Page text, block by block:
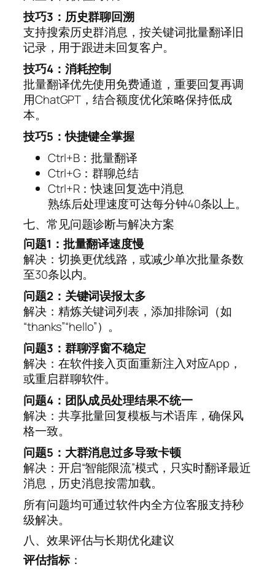
技巧3：历史群聊回溯
支持搜索历史群消息，按关键词批量翻译旧
记录，用于跟进未回复客户。
技巧4：消耗控制
批量翻译优先使用免费通道，重要回复再调
用ChatGPT，结合额度优化策略保持低成
本。
技巧5：快捷键全掌握
Ctrl+B：批量翻译
Ctrl+G：群聊总结
Ctrl+R：快速回复选中消息
熟练后处理速度可达每分钟40条以上。
七、常见问题诊断与解决方案
问题1：批量翻译速度慢
解决：切换更优线路，或减少单次批量条数
至30条以内。
问题2：关键词误报太多
解决：精炼关键词列表，添加排除词（如
“thanks”“hello”）。
问题3：群聊浮窗不稳定
解决：在软件接入页面重新注入对应App，
或重启群聊软件。
问题4：团队成员处理结果不统一
解决：共享批量回复模板与术语库，确保风
格一致。
问题5：大群消息过多导致卡顿
解决：开启“智能限流”模式，只实时翻译最近
消息，历史消息按需加载。
所有问题均可通过软件内全方位客服支持秒
级解决。
八、效果评估与长期优化建议
评估指标：